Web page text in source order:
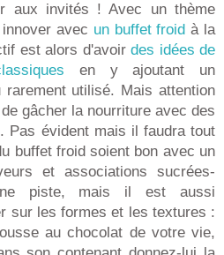
aux invités ! Avec un thème
avec un buffet froid à la
est alors d'avoir des idées de
en y ajoutant un
rarement utilisé. Mais attention
gâcher la nourriture avec des
Pas évident mais il faudra tout
buffet froid soient bon avec un
et associations sucrées-
piste, mais il est aussi
sur les formes et les textures :
au chocolat de votre vie,